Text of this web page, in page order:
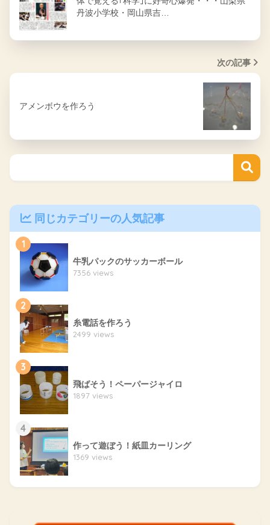
丹波小学校・岡山県吉…
次の記事
アメンボウを作ろう
同じカテゴリーの人気記事
1
牛乳パックのサッカーボール
7356 views
2
糸電話を作ろう
2499 views
3
飛ばそう！ペーパージャイロ
1897 views
4
作って遊ぼう！紙皿カーリング
1369 views